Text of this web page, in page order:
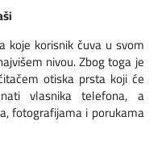
koje korisnik čuva u svom
nivou. Zbog toga je
otiska prsta koji će
vlasnika telefona, a
fotografijama i porukama